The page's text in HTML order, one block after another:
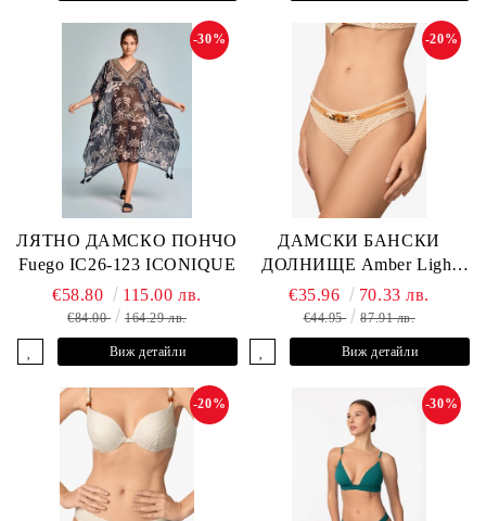
ЛЯТНО ДАМСКО ПОНЧО
Fuego IC26-123 ICONIQUE
-30%
€58.80 115.00 лв.
€84.00 164.29 лв.
Виж детайли
ДАМСКИ БАНСКИ
ДОЛНИЩЕ Amber Light
L2605-Z-MCB MARC &
ANDRE
-20%
€35.96 70.33 лв.
€44.95 87.91 лв.
Виж детайли
-20% -30%